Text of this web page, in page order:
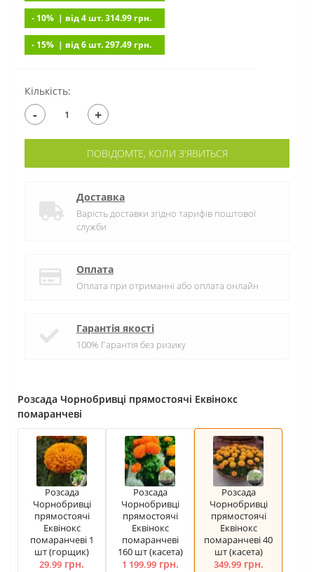
- 10% | вiд 4 шт. 314.99 грн.
- 15% | вiд 6 шт. 297.49 грн.
Кількість:
- +
ПОВІДОМТЕ, КОЛИ З'ЯВИТЬСЯ
Доставка
Варість доставки згідно тарифів поштової
служби
Оплата
Оплата при отриманні або оплата онлайн
Гарантія якості
100% Гарантія без ризику
Розсада Чорнобривці прямостоячі Еквінокс
помаранчеві
Розсада
Чорнобривці
прямостоячі
Еквінокс
помаранчеві 1
шт (горщик)
29.99 грн.
Розсада
Чорнобривці
прямостоячі
Еквінокс
помаранчеві
160 шт (касета)
1 199.99грн.
Розсада
Чорнобривці
прямостоячі
Еквінокс
помаранчеві 40
шт (касета)
349.99грн.